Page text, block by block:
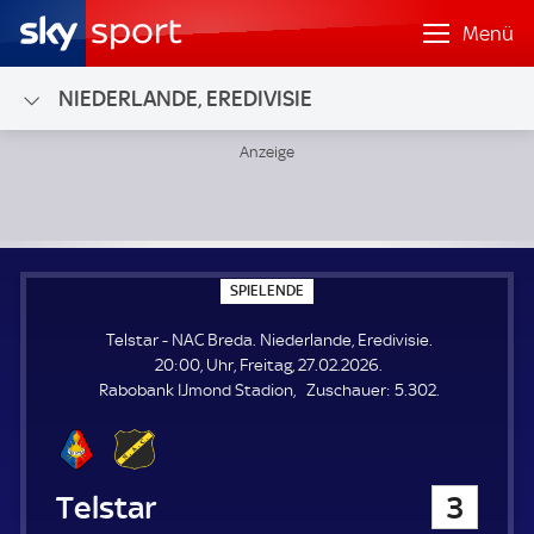
Menü
NIEDERLANDE, EREDIVISIE
SPIELENDE
P
E
L
E
N
Telstar - NAC Breda. Niederlande, Eredivisie.
20:00, Uhr, Freitag, 27.02.2026.
Rabobank IJmond Stadion
Zuschauer: Z
5.302.
Telstar 3